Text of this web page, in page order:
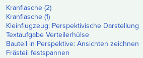
Kranflasche (2)
Kranflasche (1)
Kleinflugzeug: Perspektivische Darstellung
Textaufgabe Verteilerhülse
Bauteil in Perspektive: Ansichten zeichnen
Frästeil festspannen